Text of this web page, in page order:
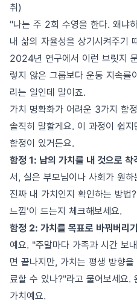
취)
"나는 주 2회 수영을 한다. 왜냐
내 삶의 자율성을 상기시켜주기
2024년 연구에서 이런 브릿지
렇지 않은 그룹보다 운동 지속
리는 일인데 말이죠.
가치 명확화가 어려운 3가지 함정
솔직히 말할게요. 이 과정이 쉽
함정이 있거든요.
함정 1: 남의 가치를 내 것으로 착
서, 실은 부모님이나 사회가 원
진짜 내 가치인지 확인하는 방
느낌'이 드는지 체크해보세요.
함정 2: 가치를 목표로 바꿔버리기
예요. "주말마다 가족과 시간 보
면 끝나지만, 가치는 평생 방향
료할 수 있나?"라고 물어보세요.
가치예요.